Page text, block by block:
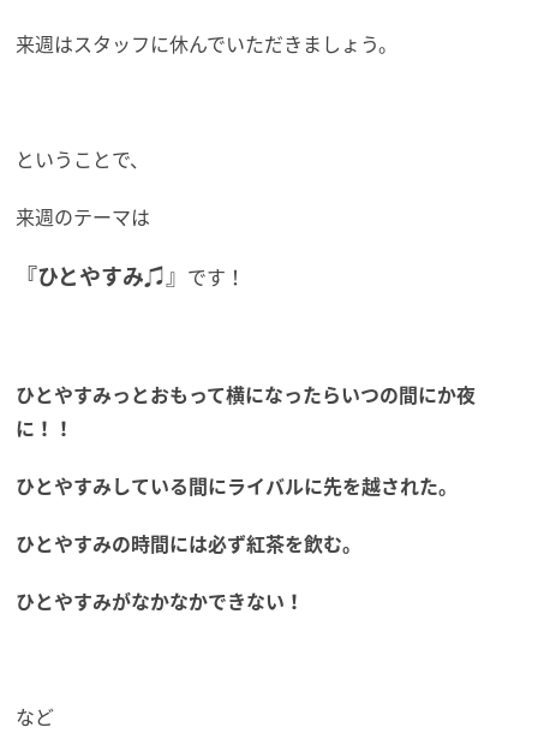
来週はスタッフに休んでいただきましょう。
ということで、
来週のテーマは
『ひとやすみ♫』 です！
ひとやすみっとおもって横になったらいつの間にか夜
に！！
ひとやすみしている間にライバルに先を越された。
ひとやすみの時間には必ず紅茶を飲む。
ひとやすみがなかなかできない！
など